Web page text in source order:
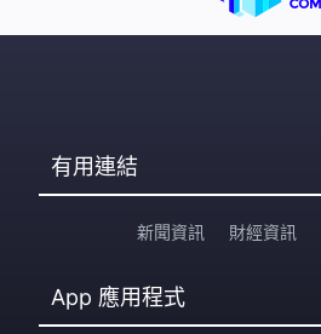
有用連結
新聞資訊 財經資訊
App 應用程式